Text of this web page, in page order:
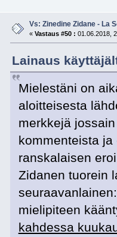
Vs: Zinedine Zidane - La
« Vastaus #50 : 01.06.2018,
Lainaus
Mielestäni on
aloitteisesta
merkkejä
kommenteista
ranskalaisen
Zidanen tuorein
mielipiteen
kahdessa